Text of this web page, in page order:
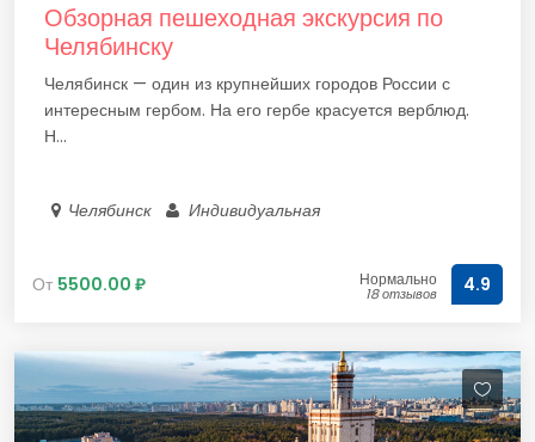
Обзорная пешеходная экскурсия по
Челябинску
Челябинск — один из крупнейших городов России с
интересным гербом. На его гербе красуется верблюд.
Н...
Челябинск Индивидуальная
От 5500.00 ₽ Нормально
18 отзывов 4.9